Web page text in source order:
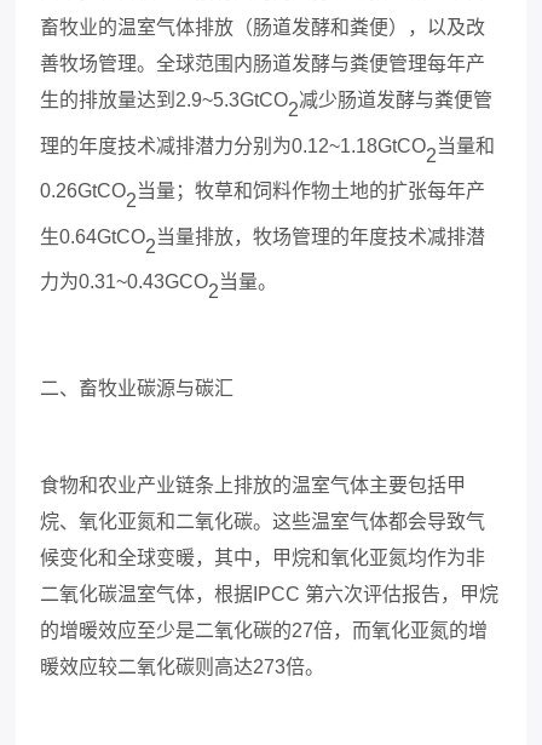
畜牧业的温室气体排放（肠道发酵和粪便），以及改
善牧场管理。全球范围内肠道发酵与粪便管理每年产
生的排放量达到 2.9~5.3GtCO2减少肠道发酵与粪便管
理的年度技术减排潜力分别为0.12~1.18GtCO2当量和
0.26GtCO2当量；牧草和饲料作物土地的扩张每年产
生0.64GtCO2当量排放，牧场管理的年度技术减排潜
力为0.31~0.43GCO2当量。
二、畜牧业碳源与碳汇
食物和农业产业链条上排放的温室气体主要包括甲
烷、氧化亚氮和二氧化碳。这些温室气体都会导致气
候变化和全球变暖，其中，甲烷和氧化亚氮均作为非
二氧化碳温室气体，根据 IPCC 第六次评估报告，甲烷
的增暖效应至少是二氧化碳的27倍，而氧化亚氮的增
暖效应较二氧化碳则高达273倍。